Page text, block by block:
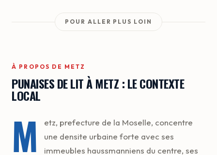
POUR ALLER PLUS LOIN
À PROPOS DE METZ
PUNAISES DE LIT À METZ : LE CONTEXTE
LOCAL
M
etz, prefecture de la Moselle, concentre
une densite urbaine forte avec ses
immeubles haussmanniens du centre, ses